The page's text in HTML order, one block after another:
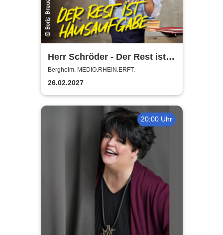
Herr Schröder - Der Rest ist
Hausaufgabe
Bergheim, MEDIO.RHEIN.ERFT.
26.02.2027
20:00 Uhr